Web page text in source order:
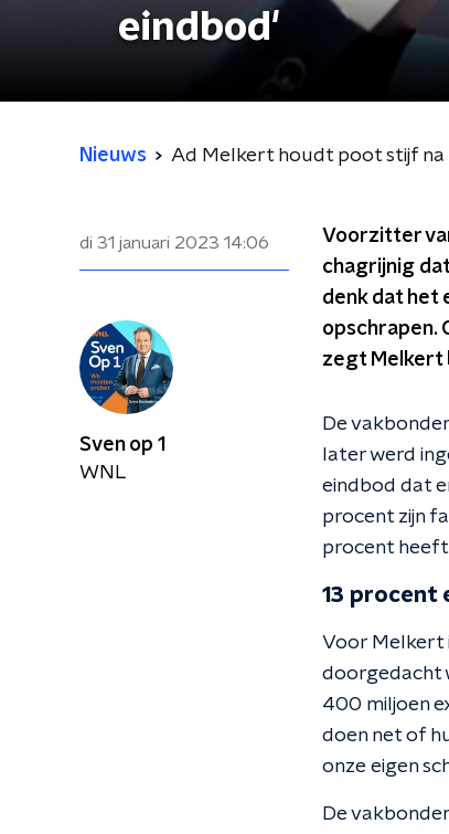
eindbod'
Nieuws Ad Melkert houdt poot stijf na
di 31 januari 2023 14:06
Voorzitter
chagrijnig
denk dat het
opschrapen.
zegt Melkert
De
later werd
eindbod dat
procent zijn
procent
13 procent
Voor Melkert
doorgedacht
400 miljoen
doen net of
onze eigen
De
Sven op 1
WNL